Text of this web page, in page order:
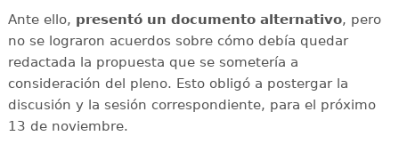
Ante ello, presentó un documento alternativo, pero
no se lograron acuerdos sobre cómo debía quedar
redactada la propuesta que se sometería a
consideración del pleno. Esto obligó a postergar la
discusión y la sesión correspondiente, para el próximo
13 de noviembre.